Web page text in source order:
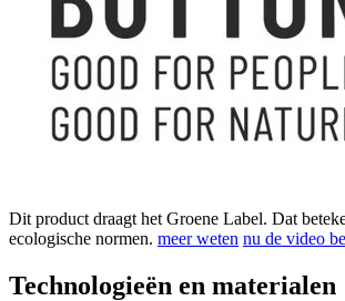
Dit product draagt het Groene Label. Dat
ecologische normen. meer weten nu de video
Technologieën en materialen